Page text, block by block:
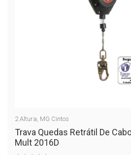
2Altura, MG Cintos
Trava Quedas Retrátil De
Mult 2016D